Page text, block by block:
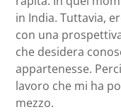
in India. Tuttavia,
con una
che desidera
appartenesse.
lavoro che mi ha
mezzo.